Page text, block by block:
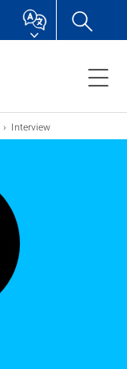
Interview